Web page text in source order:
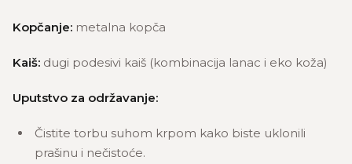
Kopčanje: metalna kopča
Kaiš: dugi podesivi kaiš (kombinacija lanac i eko koža)
Uputstvo za održavanje:
Čistite torbu suhom krpom kako biste uklonili
prašinu i nečistoće.